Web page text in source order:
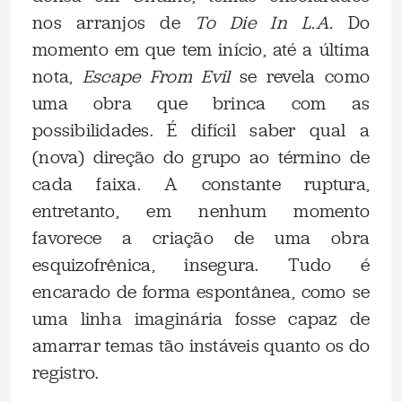
nos arranjos de
To Die In L.A. Do
momento em que tem início, até a última
nota, Escape From Evil se revela como
uma obra que brinca com as
possibilidades. É difícil saber qual a
(nova) direção do grupo ao término de
cada faixa. A constante ruptura,
entretanto, em nenhum momento
favorece a criação de uma obra
esquizofrênica, insegura. Tudo é
encarado de forma espontânea, como se
uma linha imaginária fosse capaz de
amarrar temas tão instáveis quanto os do
registro.